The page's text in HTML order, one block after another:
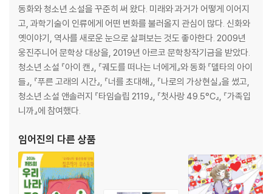
동화와 청소년 소설을 꾸준히 써 왔다. 미래와 과거가 어떻게 이어지
고, 과학기술이 인류에게 어떤 변화를 불러올지 관심이 많다. 신화와
옛이야기, 역사를 새로운 눈으로 살펴보는 것도 좋아한다. 2009년
웅진주니어 문학상 대상을, 2019년 아르코 문학창작기금을 받았다.
청소년 소설 『아이 캔』, 『궤도를 떠나는 너에게』와 동화 『델타의 아이
들』, 『푸른 고래의 시간』, 『너를 초대해』, 『나로의 가상현실』을 썼고,
청소년 소설 앤솔러지 『타임슬립 2119』, 『첫사랑 49.5°C』, 『가족입
니까』에 참여했다.
임어진의 다른 상품